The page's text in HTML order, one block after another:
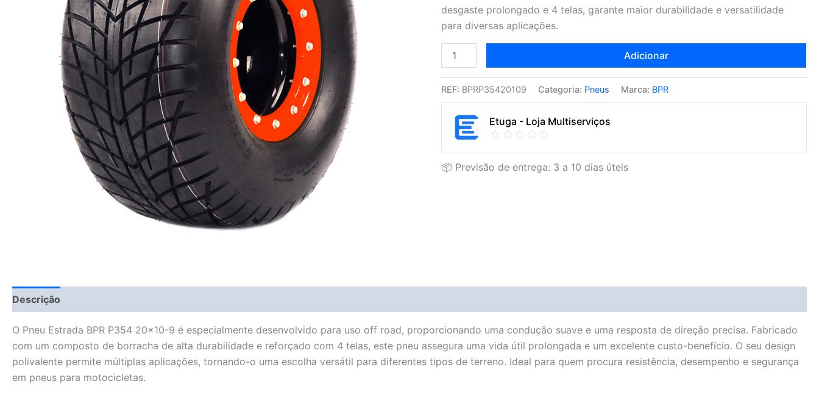
desgaste prolongado e 4 telas, garante maior durabilidade e versatilidade
para diversas aplicações.
Adicionar
REF: BPRP35420109 Categoria: Pneus Marca: BPR
Etuga - Loja Multiserviços
📦 Previsão de entrega: 3 a 10 dias úteis
Descrição
O Pneu Estrada BPR P354 20×10-9 é especialmente desenvolvido para uso off road, proporcionando uma condução suave e uma resposta de direção precisa. Fabricado
com um composto de borracha de alta durabilidade e reforçado com 4 telas, este pneu assegura uma vida útil prolongada e um excelente custo-benefício. O seu design
polivalente permite múltiplas aplicações, tornando-o uma escolha versátil para diferentes tipos de terreno. Ideal para quem procura resistência, desempenho e segurança
em pneus para motocicletas.